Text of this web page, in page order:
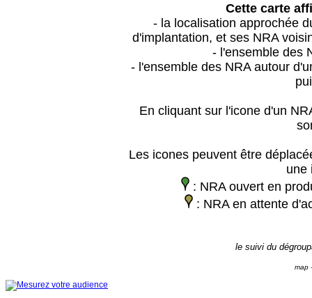
Cette carte
- la localisation approchée
d'implantation, et ses NRA
- l'ensemble des
- l'ensemble des NRA autour
En cliquant sur l'icone d'un
Les icones peuvent être
une
: NRA ouvert en
: NRA en attente
le suivi du
map